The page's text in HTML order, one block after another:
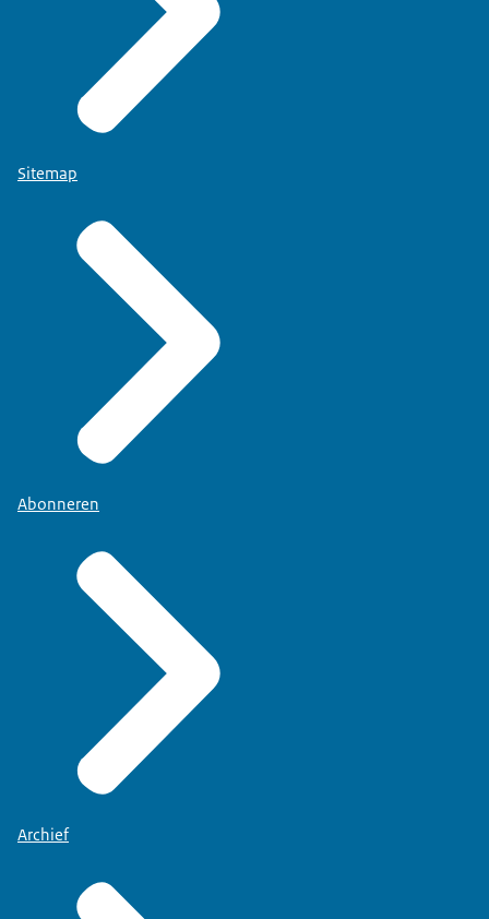
Sitemap
Abonneren
Archief